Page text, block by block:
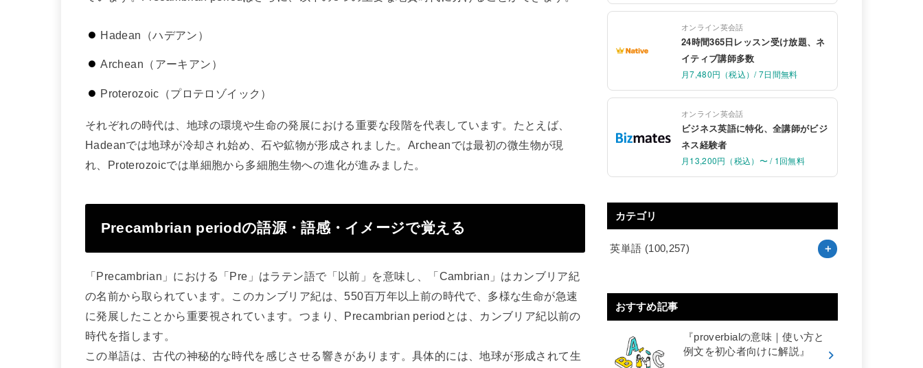
Hadean（ハデアン）
Archean（アーキアン）
Proterozoic（プロテロゾイック）
それぞれの時代は、地球の環境や生命の発展における重要な段階を代表しています。たとえば、
Hadeanでは地球が冷却され始め、石や鉱物が形成されました。Archeanでは最初の微生物が現
れ、Proterozoicでは単細胞から多細胞生物への進化が進みました。
Precambrian periodの語源・語感・イメージで覚える
「Precambrian」における「Pre」はラテン語で「以前」を意味し、「Cambrian」はカンブリア紀
の名前から取られています。このカンブリア紀は、550百万年以上前の時代で、多様な生命が急速
に発展したことから重要視されています。つまり、Precambrian periodとは、カンブリア紀以前の
時代を指します。
この単語は、古代の神秘的な時代を感じさせる響きがあります。具体的には、地球が形成されて生
オンライン英会話
24時間365日レッスン受け放題、ネ
イティブ講師多数
月7,480円（税込）/ 7日間無料
オンライン英会話
ビジネス英語に特化、全講師がビジ
ネス経験者
月13,200円（税込）〜 / 1回無料
カテゴリ
英単語 (100,257)
おすすめ記事
『proverbialの意味｜使い方と
例文を初心者向けに解説』